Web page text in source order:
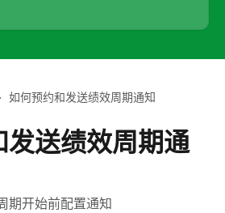
如何预约和发送绩效周期通知
送绩效周期通
期开始前配置通知